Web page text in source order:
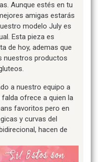
Aunque estés en tu
amigas estarás
modelo July es
Esta pieza es
de hoy, ademas que
nuestros productos
a nuestro equipo a
falda ofrece a quien la
favoritos pero en
y curvas del
hacen de